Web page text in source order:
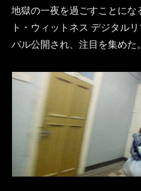
地獄の一夜を過ごすことにな
ト・ウィットネス デジタル
バル公開され、注目を集めた。